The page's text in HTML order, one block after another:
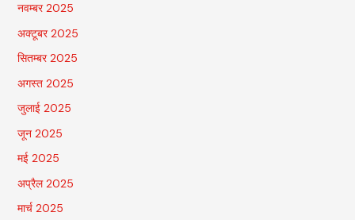
नवम्बर 2025
अक्टूबर 2025
सितम्बर 2025
अगस्त 2025
जुलाई 2025
जून 2025
मई 2025
अप्रैल 2025
मार्च 2025